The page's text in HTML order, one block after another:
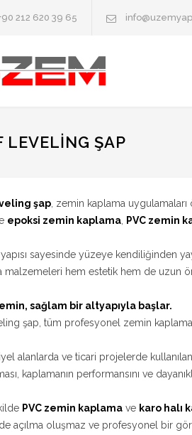
212 620 39 65
LEVELING ŞAP
şap , zemin kaplama
epoksi zemin kaplama PVC zemin
yapısı sayesinde yüzeye kendiliğinden
malzemeleri hem estetik hem de uzun
sağlam bir altyapıyla başlar.
şap, tüm profesyonel zemin
alanlarda ve ticari projelerde kullanılan
kaplamanın performansını ve
PVC zemin kaplama ve karo halı
açılma oluşmaz ve profesyonel bir